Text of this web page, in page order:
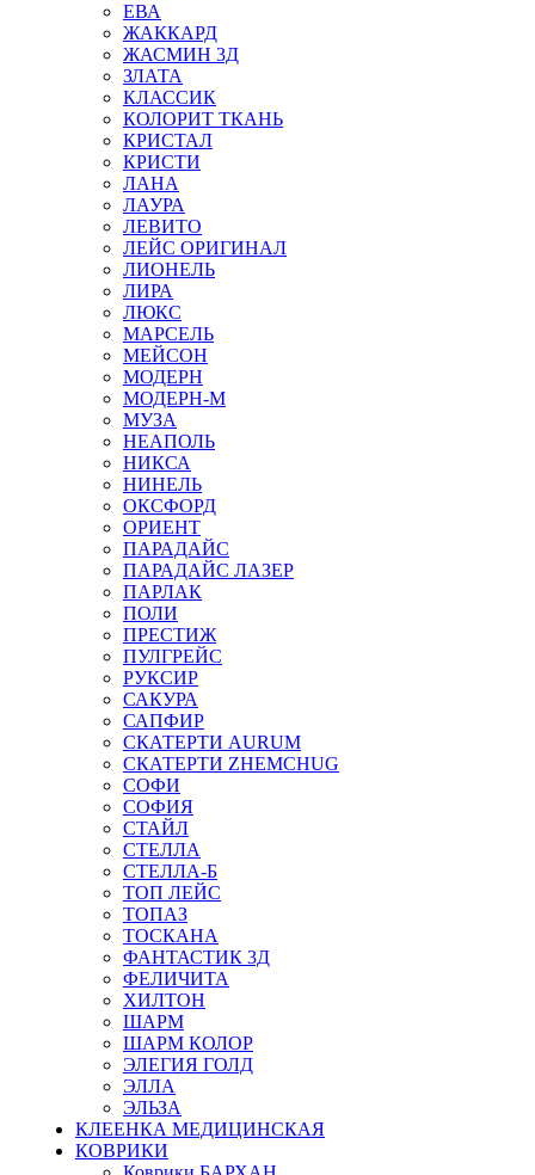
ЕВА
ЖАККАРД
ЖАСМИН 3Д
ЗЛАТА
КЛАССИК
КОЛОРИТ ТКАНЬ
КРИСТАЛ
КРИСТИ
ЛАНА
ЛАУРА
ЛЕВИТО
ЛЕЙС ОРИГИНАЛ
ЛИОНЕЛЬ
ЛИРА
ЛЮКС
МАРСЕЛЬ
МЕЙСОН
МОДЕРН
МОДЕРН-М
МУЗА
НЕАПОЛЬ
НИКСА
НИНЕЛЬ
ОКСФОРД
ОРИЕНТ
ПАРАДАЙС
ПАРАДАЙС ЛАЗЕР
ПАРЛАК
ПОЛИ
ПРЕСТИЖ
ПУЛГРЕЙС
РУКСИР
САКУРА
САПФИР
СКАТЕРТИ AURUM
СКАТЕРТИ ZHEMCHUG
СОФИ
СОФИЯ
СТАЙЛ
СТЕЛЛА
СТЕЛЛА-Б
ТОП ЛЕЙС
ТОПАЗ
ТОСКАНА
ФАНТАСТИК 3Д
ФЕЛИЧИТА
ХИЛТОН
ШАРМ
ШАРМ КОЛОР
ЭЛЕГИЯ ГОЛД
ЭЛЛА
ЭЛЬЗА
КЛЕЕНКА МЕДИЦИНСКАЯ
КОВРИКИ